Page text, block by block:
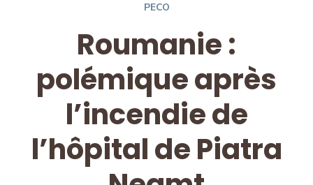
PECO
Roumanie :
polémique après
l’incendie de
l’hôpital de Piatra